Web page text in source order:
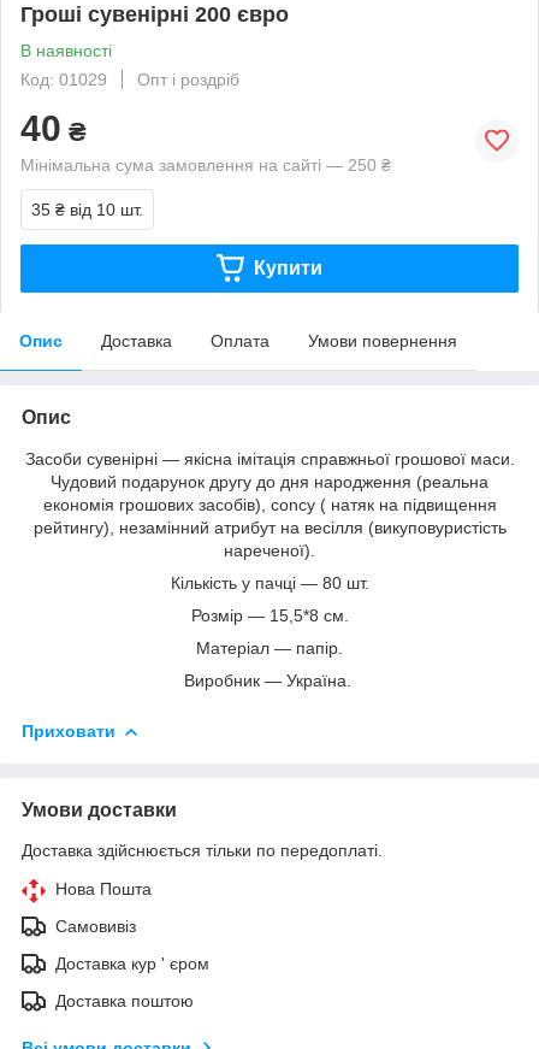
Гроші сувенірні 200 євро
В наявності
Код: 01029
Опт і роздріб
40 ₴
Мінімальна сума замовлення на сайті — 250 ₴
35 ₴ від 10 шт.
Купити
Опис Доставка Оплата Умови повернення
Опис
Засоби сувенірні — якісна імітація справжньої грошової маси.
Чудовий подарунок другу до дня народження (реальна
економія грошових засобів), conсу ( натяк на підвищення
рейтингу), незамінний атрибут на весілля (викуповуристість
нареченої).
Кількість у пачці — 80 шт.
Розмір — 15,5*8 см.
Матеріал — папір.
Виробник — Україна.
Приховати
Умови доставки
Доставка здійснюється тільки по передоплаті.
Нова Пошта
Самовивіз
Доставка кур ' єром
Доставка поштою